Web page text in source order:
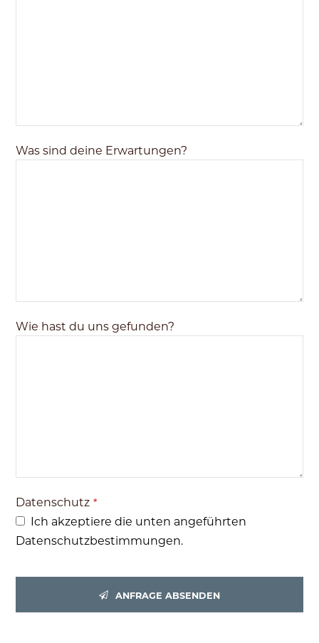
Was sind deine Erwartungen?
Wie hast du uns gefunden?
Datenschutz *
Ich akzeptiere die unten angeführten
Datenschutzbestimmungen.
ANFRAGE ABSENDEN